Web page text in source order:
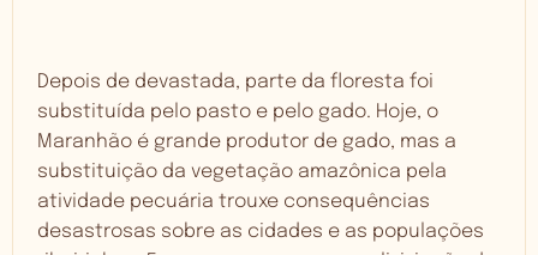
Depois de devastada, parte da floresta foi
substituída pelo pasto e pelo gado. Hoje, o
Maranhão é grande produtor de gado, mas a
substituição da vegetação amazônica pela
atividade pecuária trouxe consequências
desastrosas sobre as cidades e as populações